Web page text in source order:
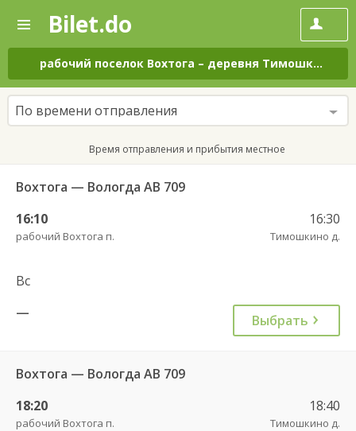
—
Поиск
и
покупка
билетов
на
автобус
онлайн
Bilet.do
рабочий поселок Вохтога – деревня Тимошкино
По времени отправления
Время отправления и прибытия местное
Вохтога — Вологда АВ 709
16:10
рабочий Вохтога п.
16:30
Тимошкино д.
Вс
—
Выбрать
Вохтога — Вологда АВ 709
18:20
рабочий Вохтога п.
18:40
Тимошкино д.